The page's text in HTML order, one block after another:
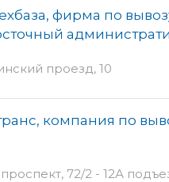
фирма по
проезд, 10
компания по
72/2 - 12А